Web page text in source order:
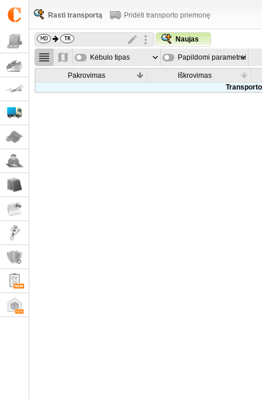
Rasti transportą Pridėti transporto priemonę
Naujas
Kėbulo tipas Papildomi parametrai
Pakrovimas
Iškrovimas